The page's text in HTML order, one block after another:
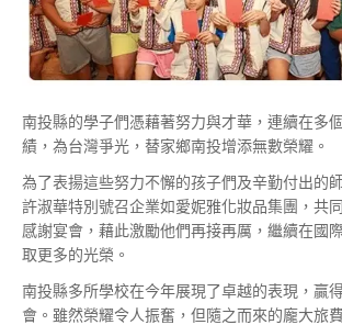
南投縣的學子們憑藉著努力與才華，連續在多
績，為台灣爭光，替家鄉南投增添無數榮耀。
為了表揚這些努力不懈的孩子們及辛勤付出的
許淑華特別號召企業如愛妮雅化妝品集團，共
感謝宴會，藉此激勵他們再接再厲，繼續在國
取更多的光榮。
南投縣多所學校在今年展現了卓越的表現，贏
會。雖然榮耀令人振奮，但隨之而來的龐大旅